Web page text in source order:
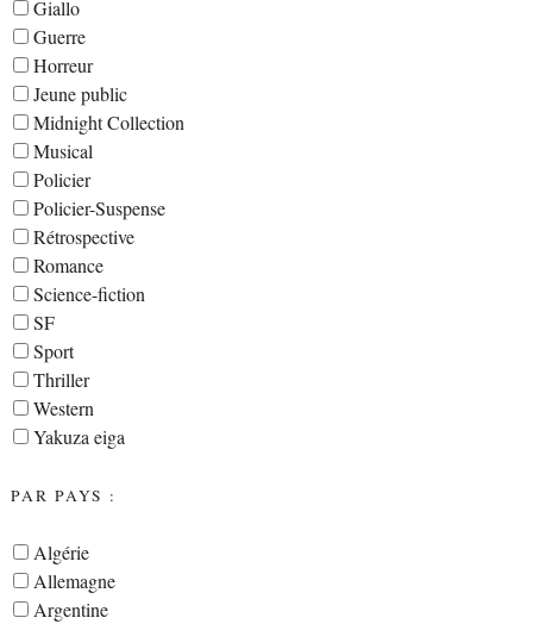
Giallo
Guerre
Horreur
Jeune public
Midnight Collection
Musical
Policier
Policier-Suspense
Rétrospective
Romance
Science-fiction
SF
Sport
Thriller
Western
Yakuza eiga
PAR PAYS :
Algérie
Allemagne
Argentine